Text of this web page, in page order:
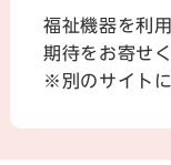
福祉機器を利
期待をお寄せ
※別のサイトに